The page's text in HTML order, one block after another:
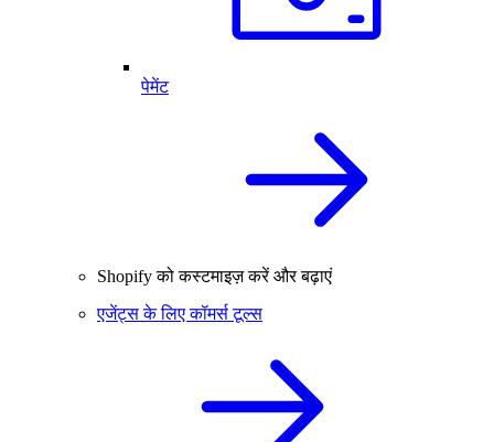
पेमेंट
Shopify को कस्टमाइज़ करें और बढ़ाएं
एजेंट्स के लिए कॉमर्स टूल्स